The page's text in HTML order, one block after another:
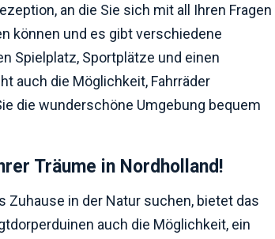
an die Sie sich mit all Ihren Fragen
können und es gibt verschiedene
Spielplatz, Sportplätze und einen
auch die Möglichkeit, Fahrräder
die wunderschöne Umgebung bequem
Träume in Nordholland!
Zuhause in der Natur suchen, bietet das
auch die Möglichkeit, ein